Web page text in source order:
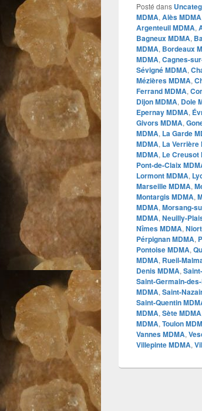
Posté dans
MDMA, Alès MDMA
Argenteuil MDMA,
Bagneux MDMA,
MDMA, Bordeaux
MDMA, Cagnes-
Sévigné MDMA,
Mézières MDMA,
Ferrand MDMA,
Dijon MDMA, Dole
Epernay MDMA,
Givors MDMA,
MDMA, La Garde
MDMA, La Verrière
MDMA, Le Creusot
Pont-de-Claix
Lormont MDMA,
Marseille MDMA,
Montargis MDMA,
MDMA, Morsang-
MDMA, Neuilly-
Nîmes MDMA,
Pérpignan MDMA,
Pontoise MDMA,
MDMA, Rueil-
Denis MDMA,
Saint-Germain-
MDMA, Saint-
Saint-Quentin
MDMA, Sète MDMA
MDMA, Toulon
Vannes MDMA,
Villepinte MDMA,